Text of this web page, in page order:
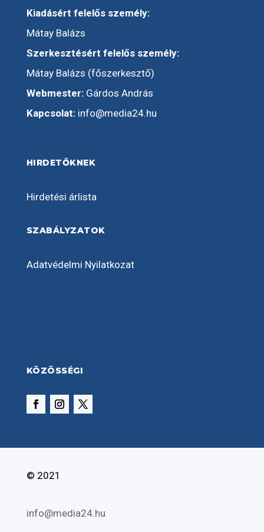
Kiadásért felelős személy:
Mátay Balázs
Szerkesztésért felelős személy:
Mátay Balázs (főszerkesztő)
Webmester:Gárdos András
Kapcsolat: info@media24.hu
HIRDETŐKNEK
Hirdetési árlista
SZABÁLYZATOK
Adatvédelmi Nyilatkozat
KÖZÖSSÉGI
© 2021
info@media24.hu